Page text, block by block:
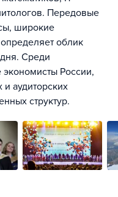
Передовые
широкие
облик
Среди
России,
и аудиторских
структур.